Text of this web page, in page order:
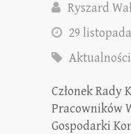
Ryszard
29
Aktualności
Członek Rady
Pracowników
Gospodarki